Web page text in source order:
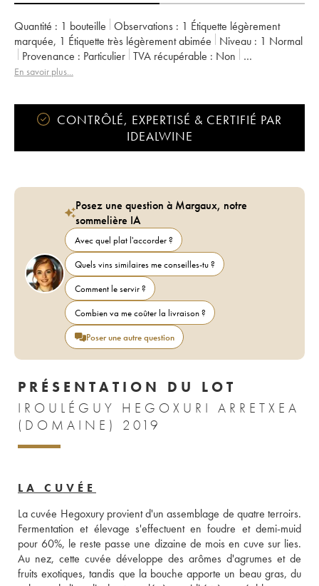
Quantité : 1 bouteille Observations : 1 Étiquette légèrement
marquée, 1 Étiquette très légèrement abimée Niveau : 1 Normal
Provenance : particulier TVA récupérable :
non
Région :
Sud Ouest
En savoir plus...
CONTRÔLÉ, EXPERTISÉ & CERTIFIÉ PAR
IDEALWINE
Posez une question à Margaux, notre
sommelière IA
Avec quel plat l'accorder ?
Quels vins similaires me conseilles-tu ?
Comment le servir ?
Combien va me coûter la livraison ?
Poser une autre question
PRÉSENTATION DU LOT
IROULÉGUY HEGOXURI ARRETXEA
(DOMAINE) 2019
LA CUVÉE
La cuvée Hegoxury provient d'un assemblage de quatre terroirs.
Fermentation et élevage s'effectuent en foudre et demi-muid
pour 60%, le reste passe une dizaine de mois en cuve sur lies.
Au nez, cette cuvée développe des arômes d'agrumes et de
fruits exotiques, tandis que la bouche apporte un beau gras, du